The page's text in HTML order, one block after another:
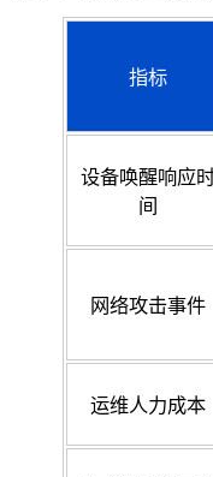
指标
设备唤醒响应
间
网络攻击事件
运维人力成本